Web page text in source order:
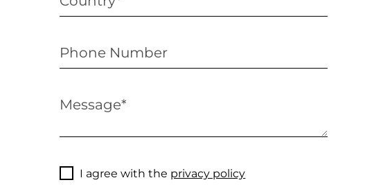
I agree with the privacy policy